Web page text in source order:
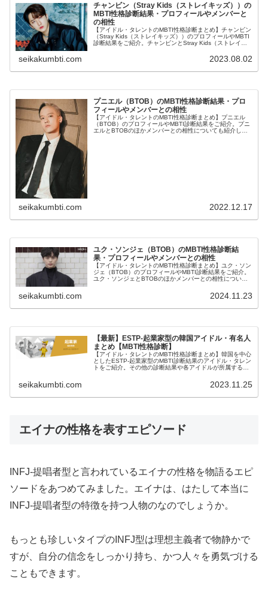
チャンビン（Stray Kids（ストレイキッズ））の
MBTI性格診断結果・プロフィールやメンバーと
の相性
【アイドル・タレントのMBTI性格診断まとめ】チャンビン
（Stray Kids（ストレイキッズ））のプロフィールやMBTI
診断結果をご紹介。チャンビンとStray Kids（ストレイキ
seikakumbti.com 2023.08.02
プニエル（BTOB）のMBTI性格診断結果・プロ
フィールやメンバーとの相性
【アイドル・タレントのMBTI性格診断まとめ】プニエル
（BTOB）のプロフィールやMBTI診断結果をご紹介。プニ
エルとBTOBのほかメンバーとの相性についても紹介しま
seikakumbti.com 2022.12.17
ユク・ソンジェ（BTOB）のMBTI性格診断結
果・プロフィールやメンバーとの相性
【アイドル・タレントのMBTI性格診断まとめ】ユク・ソン
ジェ（BTOB）のプロフィールやMBTI診断結果をご紹介。
ユク・ソンジェとBTOBのほかメンバーとの相性について
seikakumbti.com 2024.11.23
【最新】ESTP-起業家型の韓国アイドル・有名人
まとめ【MBTI性格診断】
【アイドル・タレントのMBTI性格診断まとめ】韓国を中心
としたESTP-起業家型のMBTI診断結果のアイドル・タレン
トをご紹介。その他の診断結果や各アイドルが所属するグ
seikakumbti.com 2023.11.25
エイナの性格を表すエピソード
INFJ-提唱者型と言われているエイナの性格を物語るエピ
ソードをあつめてみました。エイナは、はたして本当に
INFJ-提唱者型の特徴を持つ人物のなのでしょうか。
もっとも珍しいタイプのINFJ型は理想主義者で物静かで
すが、自分の信念をしっかり持ち、かつ人々を勇気づける
こともできます。